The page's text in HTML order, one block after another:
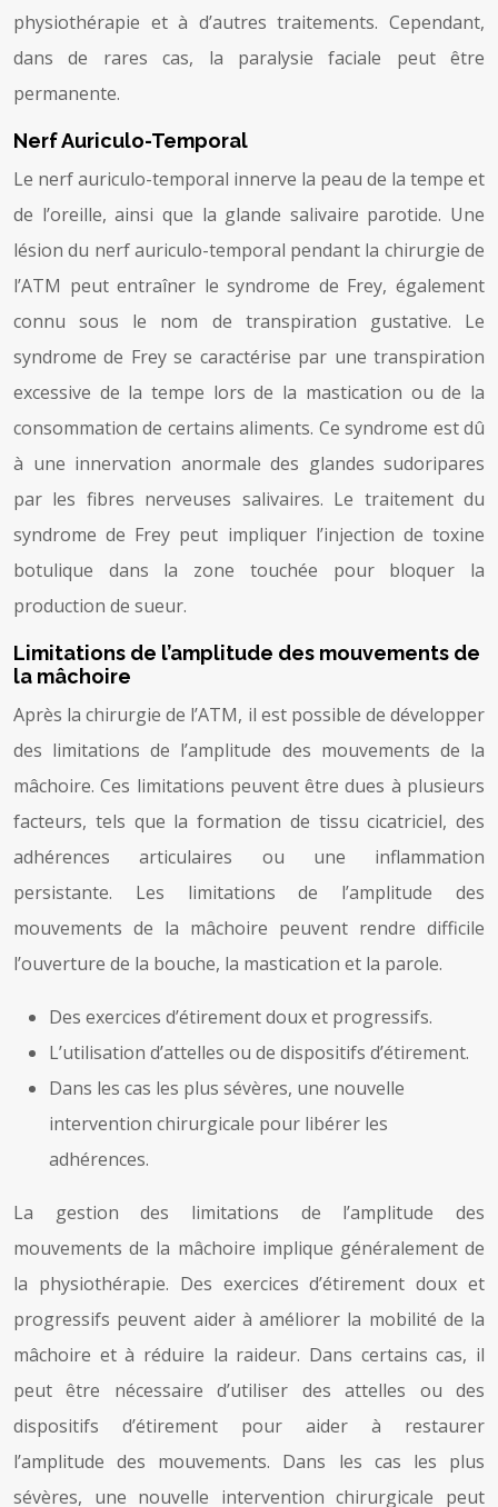
physiothérapie et à d’autres traitements. Cependant,
dans de rares cas, la paralysie faciale peut être
permanente.
Nerf Auriculo-Temporal
Le nerf auriculo-temporal innerve la peau de la tempe et
de l’oreille, ainsi que la glande salivaire parotide. Une
lésion du nerf auriculo-temporal pendant la chirurgie de
l’ATM peut entraîner le syndrome de Frey, également
connu sous le nom de transpiration gustative. Le
syndrome de Frey se caractérise par une transpiration
excessive de la tempe lors de la mastication ou de la
consommation de certains aliments. Ce syndrome est dû
à une innervation anormale des glandes sudoripares
par les fibres nerveuses salivaires. Le traitement du
syndrome de Frey peut impliquer l’injection de toxine
botulique dans la zone touchée pour bloquer la
production de sueur.
Limitations de l’amplitude des mouvements de
la mâchoire
Après la chirurgie de l’ATM, il est possible de développer
des limitations de l’amplitude des mouvements de la
mâchoire. Ces limitations peuvent être dues à plusieurs
facteurs, tels que la formation de tissu cicatriciel, des
adhérences articulaires ou une inflammation
persistante. Les limitations de l’amplitude des
mouvements de la mâchoire peuvent rendre difficile
l’ouverture de la bouche, la mastication et la parole.
Des exercices d’étirement doux et progressifs.
L’utilisation d’attelles ou de dispositifs d’étirement.
Dans les cas les plus sévères, une nouvelle
intervention chirurgicale pour libérer les
adhérences.
La gestion des limitations de l’amplitude des
mouvements de la mâchoire implique généralement de
la physiothérapie. Des exercices d’étirement doux et
progressifs peuvent aider à améliorer la mobilité de la
mâchoire et à réduire la raideur. Dans certains cas, il
peut être nécessaire d’utiliser des attelles ou des
dispositifs d’étirement pour aider à restaurer
l’amplitude des mouvements. Dans les cas les plus
sévères, une nouvelle intervention chirurgicale peut